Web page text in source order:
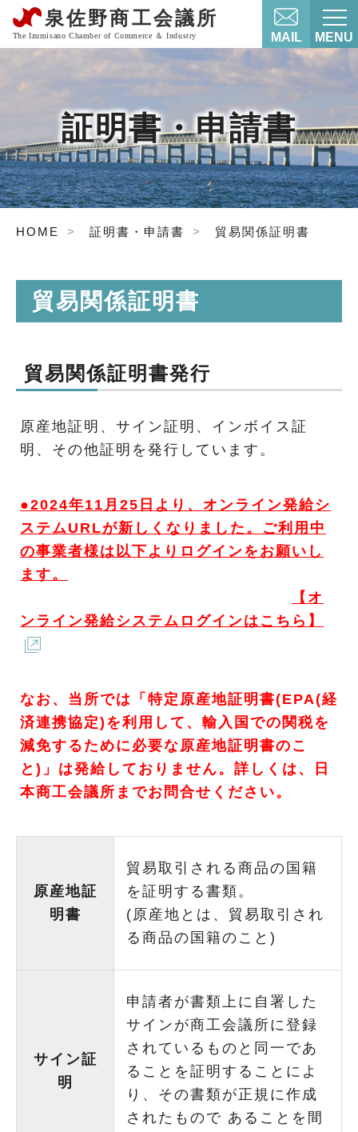
MAIL MENU
証明書・申請書
HOME 証明書・申請書 貿易関係証明書
貿易関係証明書
貿易関係証明書発行
原産地証明、サイン証明、インボイス証
明、その他証明を発行しています。
●2024年11月25日より、オンライン発給シ
ステムURLが新しくなりました。ご利用中
の事業者様は以下よりログインをお願いし
ます。
【オ
ンライン発給システムログインはこちら】
なお、当所では「特定原産地証明書(EPA(経
済連携協定)を利用して、輸入国での関税を
減免するために必要な原産地証明書のこ
と)」は発給しておりません。詳しくは、日
本商工会議所までお問合せください。
原産地証
明書
貿易取引される商品の国籍
を証明する書類。
(原産地とは、貿易取引され
る商品の国籍のこと)
サイン証
明
申請者が書類上に自署した
サインが商工会議所に登録
されているものと同一であ
ることを証明することによ
り、その書類が正規に作成
されたもので あることを間